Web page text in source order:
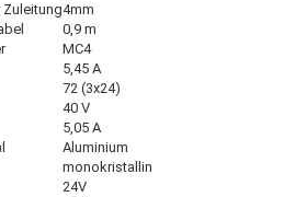
4mm
0,9 m
MC4
5,45 A
72 (3x24)
40 V
5,05 A
Aluminium
monokristallin
24V